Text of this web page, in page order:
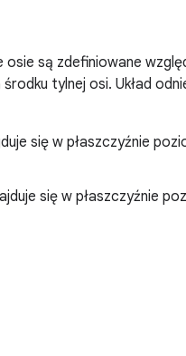
są zdefiniowane
środku tylnej osi. Układ
się w płaszczyźnie
się w płaszczyźnie